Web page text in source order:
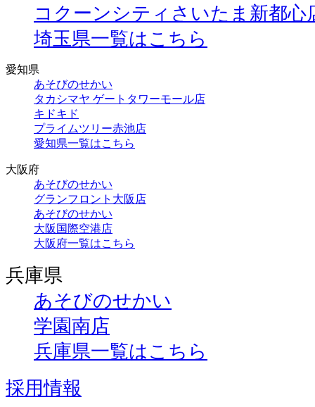
コクーンシティさいたま新都心
埼玉県一覧はこちら
愛知県
あそびのせかい
タカシマヤ ゲートタワーモール店
キドキド
プライムツリー赤池店
愛知県一覧はこちら
大阪府
あそびのせかい
グランフロント大阪店
あそびのせかい
大阪国際空港店
大阪府一覧はこちら
兵庫県
あそびのせかい
学園南店
兵庫県一覧はこちら
採用情報